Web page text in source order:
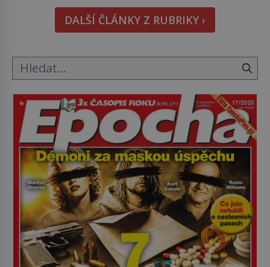
pověsil Napoleon? Samotný císař Napoleon
Bonaparte (1769–1821) má pro malbu slabost, a
tak si ji ještě jako první konzul přemístí do své
DALŠÍ ČLÁNKY Z RUBRIKY ›